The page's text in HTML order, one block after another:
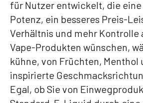
für Nutzer entwickelt, die
Potenz, ein besseres Preis-
Verhältnis und mehr Kontrolle
Vape-Produkten wünschen,
kühne, von Früchten, Menthol
inspirierte
Egal, ob Sie von